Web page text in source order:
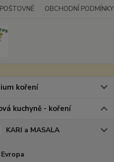
POŠTOVNÉ OBCHODNÍ PODMÍNKY
koření
kuchyně - koření
KARI a MASALA
Evropa